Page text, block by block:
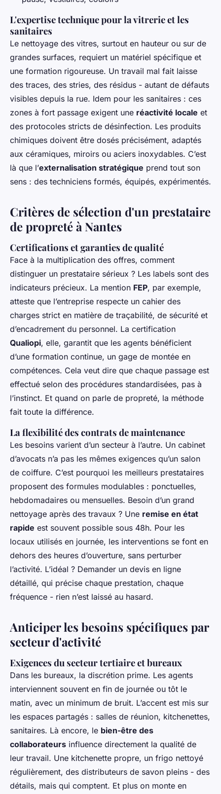
L'expertise technique pour la vitrerie et les
sanitaires
Le nettoyage des vitres, surtout en hauteur ou sur de
grandes surfaces, requiert un matériel spécifique et
une formation rigoureuse. Un travail mal fait laisse
des traces, des stries, des résidus - autant de défauts
visibles depuis la rue. Idem pour les sanitaires : ces
zones à fort passage exigent une réactivité locale et
des protocoles stricts de désinfection. Les produits
chimiques doivent être dosés précisément, adaptés
aux céramiques, miroirs ou aciers inoxydables. C’est
là que l’externalisation stratégique prend tout son
sens : des techniciens formés, équipés, expérimentés.
Critères de sélection d'un prestataire
de propreté à Nantes
Certifications et garanties de qualité
Face à la multiplication des offres, comment
distinguer un prestataire sérieux ? Les labels sont des
indicateurs précieux. La mention FEP, par exemple,
atteste que l’entreprise respecte un cahier des
charges strict en matière de traçabilité, de sécurité et
d’encadrement du personnel. La certification
Qualiopi, elle, garantit que les agents bénéficient
d’une formation continue, un gage de montée en
compétences. Cela veut dire que chaque passage est
effectué selon des procédures standardisées, pas à
l’instinct. Et quand on parle de propreté, la méthode
fait toute la différence.
La flexibilité des contrats de maintenance
Les besoins varient d’un secteur à l’autre. Un cabinet
d’avocats n’a pas les mêmes exigences qu’un salon
de coiffure. C’est pourquoi les meilleurs prestataires
proposent des formules modulables : ponctuelles,
hebdomadaires ou mensuelles. Besoin d’un grand
nettoyage après des travaux ? Une remise en état
rapide est souvent possible sous 48h. Pour les
locaux utilisés en journée, les interventions se font en
dehors des heures d’ouverture, sans perturber
l’activité. L’idéal ? Demander un devis en ligne
détaillé, qui précise chaque prestation, chaque
fréquence - rien n’est laissé au hasard.
Anticiper les besoins spécifiques par
secteur d'activité
Exigences du secteur tertiaire et bureaux
Dans les bureaux, la discrétion prime. Les agents
interviennent souvent en fin de journée ou tôt le
matin, avec un minimum de bruit. L’accent est mis sur
les espaces partagés : salles de réunion, kitchenettes,
sanitaires. Là encore, le bien-être des
collaborateurs influence directement la qualité de
leur travail. Une kitchenette propre, un frigo nettoyé
régulièrement, des distributeurs de savon pleins - des
détails, mais qui comptent. Et plus on monte en